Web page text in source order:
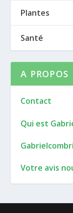
Plantes
Santé
A PROPOS
Contact
Qui est
Votre avis